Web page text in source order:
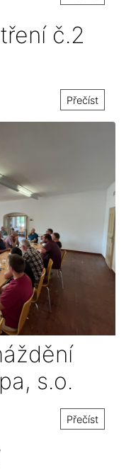
č.2
Přečíst
s.o.
Přečíst